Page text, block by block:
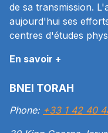
de sa transmission.
aujourd'hui ses
centres d'études
En savoir +
BNEI TORAH
Phone: +33 1 42 40